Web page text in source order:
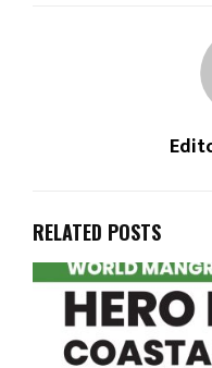
RELATED POSTS